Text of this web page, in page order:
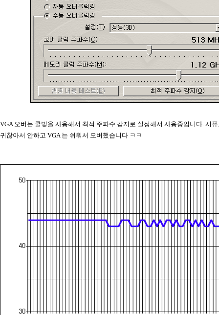
VGA 오버는 쿨빛을 사용해서 최적 주파수 감지로 설정해서 사용중입니다. 시
귀찮아서 안하고 VGA 는 쉬워서 오버했습니다 ㅋㅋ